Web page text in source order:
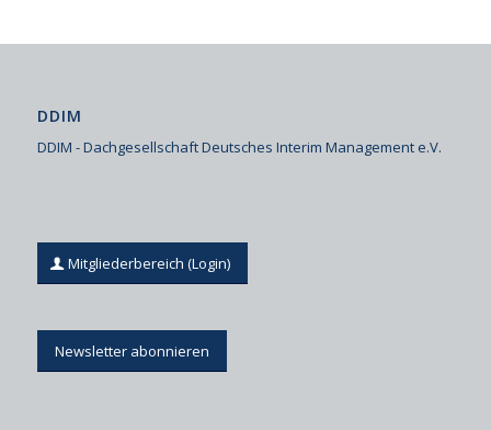
DDIM
DDIM - Dachgesellschaft Deutsches Interim Management e.V.
Mitgliederbereich (Login)
Newsletter abonnieren